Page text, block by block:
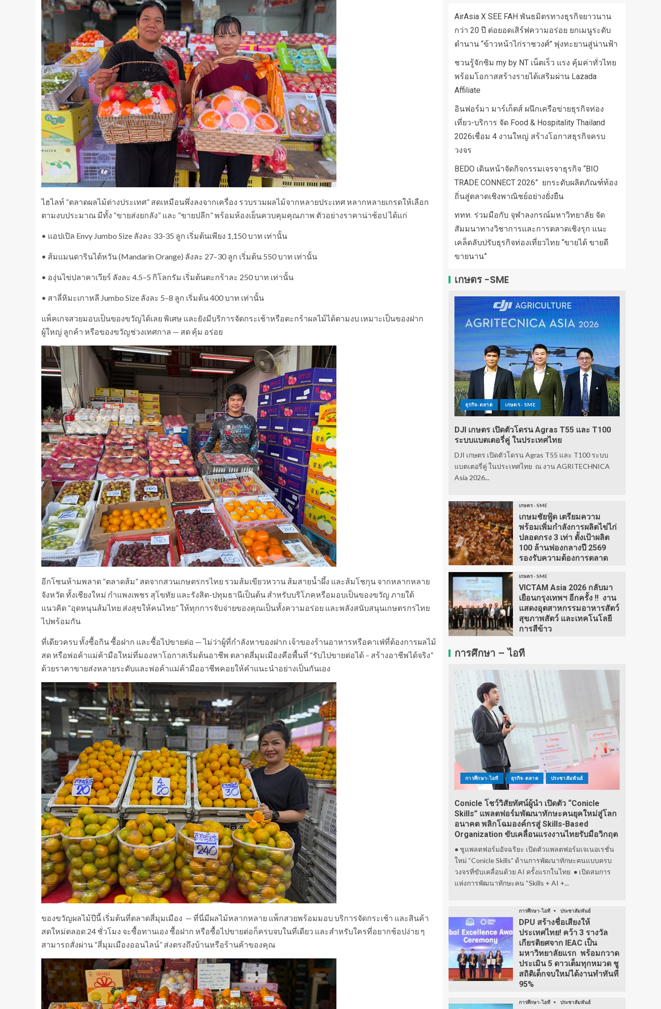
ไฮไลท์ “ตลาดผลไม้ต่างประเทศ” สดเหมือนพึ่งลงจากเครื่อง รวบรวมผลไม้จากหลายประเทศ หลากหลายเกรดให้เลือก
ตามงบประมาณ มีทั้ง “ขายส่งยกลัง” และ “ขายปลีก” พร้อมห้องเย็นควบคุมคุณภาพ ตัวอย่างราคาน่าช้อป ได้แก่
• แอปเปิล Envy Jumbo Size ลังละ 33-35 ลูก เริ่มต้นเพียง 1,150 บาท เท่านั้น
• ส้มแมนดารินไต้หวัน (Mandarin Orange) ลังละ 27–30 ลูก เริ่มต้น 550 บาท เท่านั้น
• องุ่นไข่ปลาคาเวียร์ ลังละ 4.5–5 กิโลกรัม เริ่มต้นตะกร้าละ 250 บาท เท่านั้น
• สาลี่หิมะเกาหลี Jumbo Size ลังละ 5–8 ลูก เริ่มต้น 400 บาท เท่านั้น
แพ็คเกจสวยมอบเป็นของขวัญได้เลย พิเศษ และยังมีบริการจัดกระเช้าหรือตะกร้าผลไม้ได้ตามงบ เหมาะเป็นของฝาก
ผู้ใหญ่ ลูกค้า หรือของขวัญช่วงเทศกาล — สด คุ้ม อร่อย
อีกโซนห้ามพลาด “ตลาดส้ม” สดจากสวนเกษตรกรไทย รวมส้มเขียวหวาน ส้มสายน้ำผึ้ง และส้มโชกุน จากหลากหลาย
จังหวัด ทั้งเชียงใหม่ กำแพงเพชร สุโขทัย และรังสิต-ปทุมธานีเป็นต้น สำหรับบริโภคหรือมอบเป็นของขวัญ ภายใต้
แนวคิด “อุดหนุนส้มไทย ส่งสุขให้คนไทย” ให้ทุกการจับจ่ายของคุณเป็นทั้งความอร่อย และพลังสนับสนุนเกษตรกรไทย
ไปพร้อมกัน
ที่เดียวครบ ทั้งซื้อกิน ซื้อฝาก และซื้อไปขายต่อ — ไม่ว่าผู้ที่กำลังหาของฝาก เจ้าของร้านอาหารหรือคาเฟ่ที่ต้องการผลไม้
สด หรือพ่อค้าแม่ค้ามือใหม่ที่มองหาโอกาสเริ่มต้นอาชีพ ตลาดสี่มุมเมืองคือพื้นที่ “รับไปขายต่อได้ – สร้างอาชีพได้จริง”
ด้วยราคาขายส่งหลายระดับและพ่อค้าแม่ค้ามืออาชีพคอยให้คำแนะนำอย่างเป็นกันเอง
ของขวัญผลไม้ปีนี้ เริ่มต้นที่ตลาดสี่มุมเมือง — ที่นี่มีผลไม้หลากหลาย แพ็กสวยพร้อมมอบ บริการจัดกระเช้า และสินค้า
สดใหม่ตลอด 24 ชั่วโมง จะซื้อทานเอง ซื้อฝาก หรือซื้อไปขายต่อก็ครบจบในที่เดียว และสำหรับใครที่อยากช้อปง่าย ๆ
สามารถสั่งผ่าน “สี่มุมเมืองออนไลน์” ส่งตรงถึงบ้านหรือร้านค้าของคุณ
AirAsia X SEE FAH พันธมิตรทางธุรกิจยาวนาน
กว่า 20 ปี ต่อยอดเสิร์ฟความอร่อย ยกเมนูระดับ
ตำนาน “ข้าวหน้าไก่ราชวงศ์” พุ่งทะยานสู่น่านฟ้า
ชวนรู้จักซิม my by NT เน็ตเร็ว แรง คุ้มค่าทั่วไทย
พร้อมโอกาสสร้างรายได้เสริมผ่าน Lazada
Affiliate
อินฟอร์มา มาร์เก็ตส์ ผนึกเครือข่ายธุรกิจท่อง
เที่ยว-บริการ จัด Food & Hospitality Thailand
2026เชื่อม 4 งานใหญ่ สร้างโอกาสธุรกิจครบ
วงจร
BEDO เดินหน้าจัดกิจกรรมเจรจาธุรกิจ “BIO
TRADE CONNECT 2026” ยกระดับผลิตภัณฑ์ท้อง
ถิ่นสู่ตลาดเชิงพาณิชย์อย่างยั่งยืน
ททท. ร่วมมือกับ จุฬาลงกรณ์มหาวิทยาลัย จัด
สัมมนาทางวิชาการและการตลาดเชิงรุก แนะ
เคล็ดลับปรับธุรกิจท่องเที่ยวไทย “ขายได้ ขายดี
ขายนาน”
เกษตร -SME
ธุรกิจ-ตลาด เกษตร - SME
DJI เกษตร เปิดตัวโดรน Agras T55 และ T100
ระบบแบตเตอรี่คู่ ในประเทศไทย
DJI เกษตร เปิดตัวโดรน Agras T55 และ T100 ระบบ
แบตเตอรี่คู่ ในประเทศไทย ณ งาน AGRITECHNICA
Asia 2026...
เกษตร - SME
เกษมชัยฟู้ด เตรียมความ
พร้อมเพิ่มกำลังการผลิตไข่ไก่
ปลอดกรง 3 เท่า ตั้งเป้าผลิต
100 ล้านฟองกลางปี 2569
รองรับความต้องการตลาด
เกษตร - SME
VICTAM Asia 2026 กลับมา
เยือนกรุงเทพฯ อีกครั้ง !! งาน
แสดงอุตสาหกรรมอาหารสัตว์
สุขภาพสัตว์ และเทคโนโลยี
การสีข้าว
การศึกษา – ไอที
การศึกษา-ไอที ธุรกิจ-ตลาด ประชาสัมพันธ์
Conicle โชว์วิสัยทัศน์ผู้นำ เปิดตัว “Conicle
Skills” แพลตฟอร์มพัฒนาทักษะคนยุคใหม่สู่โลก
อนาคต พลิกโฉมองค์กรสู่ Skills-Based
Organization ขับเคลื่อนแรงงานไทยรับมือวิกฤต
● ชูแพลตฟอร์มอัจฉริยะ เปิดตัวแพลตฟอร์มเจเนอเรชั่น
ใหม่ “Conicle Skills” ด้านการพัฒนาทักษะคนแบบครบ
วงจรที่ขับเคลื่อนด้วย AI ครั้งแรกในไทย ● เปิดสมการ
แห่งการพัฒนาทักษะคน “Skills + AI +...
การศึกษา-ไอที ประชาสัมพันธ์
DPU สร้างชื่อเสียงให้
ประเทศไทย! คว้า 3 รางวัล
เกียรติยศจาก IEAC เป็น
มหาวิทยาลัยแรก พร้อมกวาด
ประเมิน 5 ดาวเต็มทุกหมวด ชู
สถิติเด็กจบใหม่ได้งานทำทันที
95%
การศึกษา-ไอที ประชาสัมพันธ์